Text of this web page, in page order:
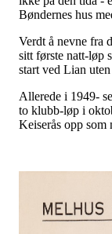
Bøndernes hus
Verdt å nevne fra
sitt første natt-løp
start ved Lian uten
Allerede i 1949-
to klubb-løp i
Keiserås opp som